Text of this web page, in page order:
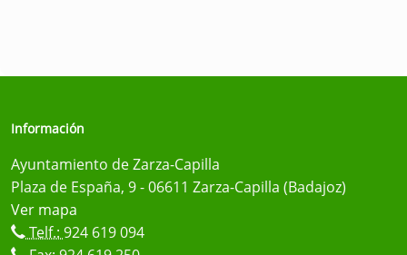
Información
Ayuntamiento de Zarza-Capilla
Plaza de España, 9 - 06611 Zarza-Capilla (Badajoz)
Ver mapa
Telf.: 924 619 094